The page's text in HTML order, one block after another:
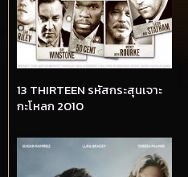
13 THIRTEEN รหัสกระสุนเจาะ
กะโหลก 2010